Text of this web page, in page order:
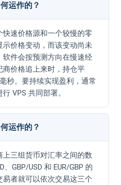
运作的？
速价格源和一个较慢的零
价格变动，而该变动尚未
件会按预测方向在慢速经
价格追上来时，持仓平
秒。要持续实现盈利，通常
VPS 共同部署。
运作的？
三组货币对汇率之间的数
GBP/USD 和 EUR/GBP 的
者就可以依次交易这三个